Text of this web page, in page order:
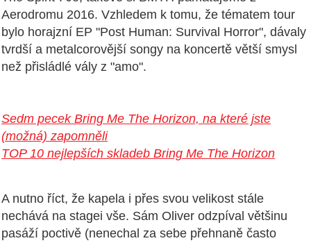
Aerodromu 2016. Vzhledem k tomu, že tématem tour
bylo horajzní EP "Post Human: Survival Horror", dávaly
tvrdší a metalcorovější songy na koncertě větší smysl
než přisládlé vály z "amo".
Sedm pecek Bring Me The Horizon, na které jste
(možná) zapomněli
TOP 10 nejlepších skladeb Bring Me The Horizon
A nutno říct, že kapela i přes svou velikost stále
nechává na stagei vše. Sám Oliver odzpíval většinu
pasáží poctivě (nenechal za sebe přehnaně často